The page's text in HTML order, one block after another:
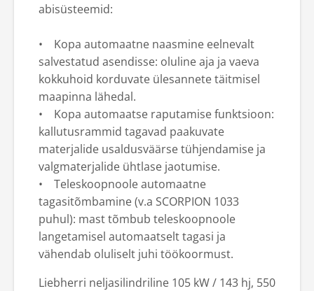
abisüsteemid:
• Kopa automaatne naasmine eelnevalt
salvestatud asendisse: oluline aja ja vaeva
kokkuhoid korduvate ülesannete täitmisel
maapinna lähedal.
• Kopa automaatse raputamise funktsioon:
kallutusrammid tagavad paakuvate
materjalide usaldusväärse tühjendamise ja
valgmaterjalide ühtlase jaotumise.
• Teleskoopnoole automaatne
tagasitõmbamine (v.a SCORPION 1033
puhul): mast tõmbub teleskoopnoole
langetamisel automaatselt tagasi ja
vähendab oluliselt juhi töökoormust.
Liebherri neljasilindriline 105 kW / 143 hj, 550